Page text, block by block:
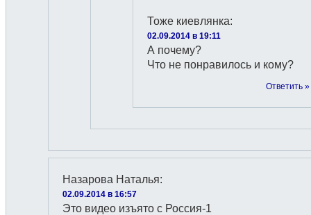
Тоже киевлянка:
02.09.2014 в 19:11
А почему?
Что не понравилось и кому?
Ответить »
Назарова Наталья:
02.09.2014 в 16:57
Это видео изъято с Россия-1